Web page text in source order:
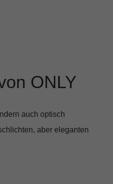
ONLY
auch optisch
aber eleganten